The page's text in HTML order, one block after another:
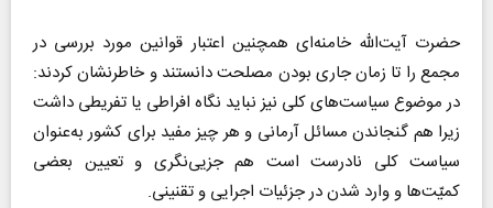
حضرت آیت‌الله خامنه‌ای همچنین اعتبار قوانین مورد بررسی در
مجمع را تا زمان جاری بودن مصلحت دانستند و خاطرنشان کردند:
در موضوع سیاست‌های کلی نیز نباید نگاه افراطی یا تفریطی داشت
زیرا هم گنجاندن مسائل آرمانی و هر چیز مفید برای کشور به‌عنوان
سیاست کلی نادرست است هم جزیی‌نگری و تعیین بعضی
کمیّت‌ها و وارد شدن در جزئیات اجرایی و تقنینی.